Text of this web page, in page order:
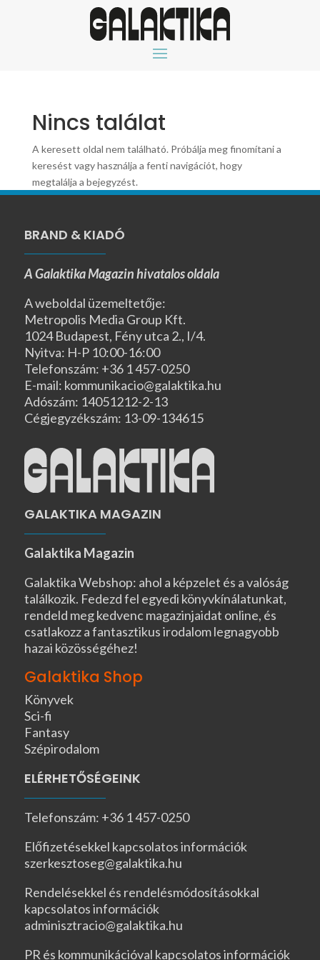
Nincs találat
A keresett oldal nem található. Próbálja meg finomítani a
keresést vagy használja a fenti navigációt, hogy
megtalálja a bejegyzést.
BRAND & KIADÓ
A Galaktika Magazin hivatalos oldala
A weboldal üzemeltetője:
Metropolis Media Group Kft.
1024 Budapest, Fény utca 2., I/4.
Nyitva: H-P 10:00-16:00
Telefonszám: +36 1 457-0250
E-mail: kommunikacio@galaktika.hu
Adószám: 14051212-2-13
Cégjegyzékszám: 13-09-134615
GALAKTIKA MAGAZIN
Galaktika Magazin
Galaktika Webshop: ahol a képzelet és a valóság
találkozik. Fedezd fel egyedi könyvkínálatunkat,
rendeld meg kedvenc magazinjaidat online, és
csatlakozz a fantasztikus irodalom legnagyobb
hazai közösségéhez!
Galaktika Shop
Könyvek
Sci-fi
Fantasy
Szépirodalom
ELÉRHETŐSÉGEINK
Telefonszám: +36 1 457-0250
Előfizetésekkel kapcsolatos információk
szerkesztoseg@galaktika.hu
Rendelésekkel és rendelésmódosításokkal
kapcsolatos információk
adminisztracio@galaktika.hu
PR és kommunikációval kapcsolatos információk